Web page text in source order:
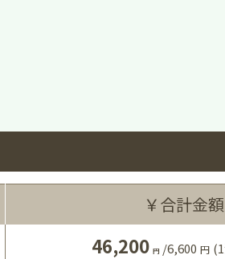
￥合計金額
46,200 円 /6,600 円